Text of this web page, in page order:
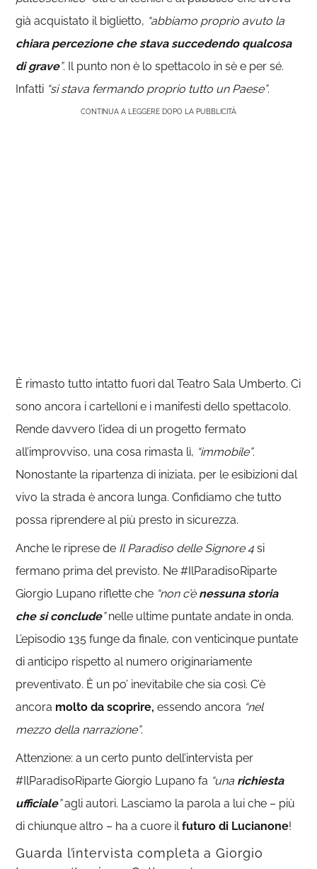
già acquistato il biglietto, “abbiamo proprio avuto la
chiara percezione che stava succedendo qualcosa
di grave”. Il punto non è lo spettacolo in sè e per sé.
Infatti “si stava fermando proprio tutto un Paese”.
CONTINUA A LEGGERE DOPO LA PUBBLICITÀ
È rimasto tutto intatto fuori dal Teatro Sala Umberto. Ci
sono ancora i cartelloni e i manifesti dello spettacolo.
Rende davvero l’idea di un progetto fermato
all’improvviso, una cosa rimasta lì, “immobile”.
Nonostante la ripartenza di iniziata, per le esibizioni dal
vivo la strada è ancora lunga. Confidiamo che tutto
possa riprendere al più presto in sicurezza.
Anche le riprese de Il Paradiso delle Signore 4 si
fermano prima del previsto. Ne #IlParadisoRiparte
Giorgio Lupano riflette che “non c’è nessuna storia
che si conclude”nelle ultime puntate andate in onda.
L’episodio 135 funge da finale, con venticinque puntate
di anticipo rispetto al numero originariamente
preventivato. È un po’ inevitabile che sia così. C’è
ancora molto da scoprire, essendo ancora “nel
mezzo della narrazione”.
Attenzione: a un certo punto dell’intervista per
#IlParadisoRiparte Giorgio Lupano fa “una richiesta
ufficiale”agli autori. Lasciamo la parola a lui che – più
di chiunque altro – ha a cuore il futuro di Lucianone!
Guarda l’intervista completa a Giorgio